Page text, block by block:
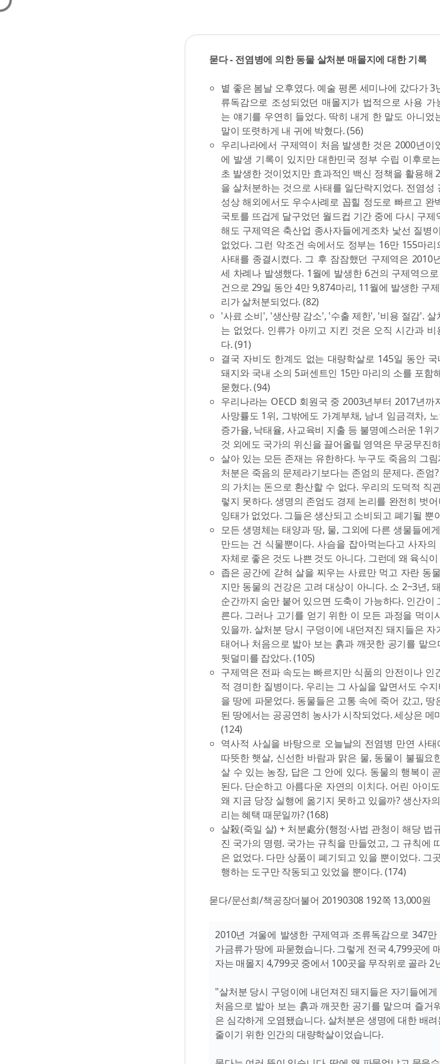
묻다 - 전염병에 의한 동물 살처분 매몰지에 대한 기록
볕 좋은 봄날 오후였다. 예술 평론 세미나에 갔다가 3
류독감으로 조성되었던 매몰지가 법적으로 사용 가
는 얘기를 우연히 들었다. 딱히 내게 한 말도 아니었
말이 또렷하게 내 귀에 박혔다. (56)
우리나라에서 구제역이 처음 발생한 것은 2000년이
에 발생 기록이 있지만 대한민국 정부 수립 이후로
초 발생한 것이었지만 효과적인 백신 정책을 활용해
을 살처분하는 것으로 사태를 일단락지었다. 전염성
성상 해외에서도 우수사례로 꼽힐 정도로 빠르고 완
국토를 뜨겁게 달구었던 월드컵 기간 중에 다시 구
해도 구제역은 축산업 종사자들에게조차 낯선 질병
없었다. 그런 악조건 속에서도 정부는 16만 155마
사태를 종결시켰다. 그 후 잠잠했던 구제역은 2010
세 차례나 발생했다. 1월에 발생한 6건의 구제역으
건으로 29일 동안 4만 9,874마리, 11월에 발생한 구
리가 살처분되었다. (82)
'사료 소비', '생산량 감소', '수출 제한', '비용 절감'.
는 없었다. 인류가 아끼고 지킨 것은 오직 시간과
다. (91)
결국 자비도 한계도 없는 대량학살로 145일 동안
돼지와 국내 소의 5퍼센트인 15만 마리의 소를 포함
묻혔다. (94)
우리나라는 OECD 회원국 중 2003년부터 2017년
사망률도 1위, 그밖에도 가계부채, 남녀 임금격차,
증가율, 낙태율, 사교육비 지출 등 불명예스러운 1위
것 외에도 국가의 위신을 끌어올릴 영역은 무궁무진
살아 있는 모든 존재는 유한하다. 누구도 죽음의 그
처분은 죽음의 문제라기보다는 존엄의 문제다. 존엄
의 가치는 돈으로 환산할 수 없다. 우리의 도덕적 직
렇지 못하다. 생명의 존엄도 경제 논리를 완전히 벗
잉태가 없었다. 그들은 생산되고 소비되고 폐기될 뿐
모든 생명체는 태양과 땅, 물, 그외에 다른 생물들에
만드는 건 식물뿐이다. 사슴을 잡아먹는다고 사자
자체로 좋은 것도 나쁜 것도 아니다. 그런데 왜 육식
좁은 공간에 갇혀 살을 찌우는 사료만 먹고 자란 동
지만 동물의 건강은 고려 대상이 아니다. 소 2~3년,
순간까지 숨만 붙어 있으면 도축이 가능하다. 인간이
른다. 그러나 고기를 얻기 위한 이 모든 과정을 먹이
있을까. 살처분 당시 구덩이에 내던져진 돼지들은
태어나 처음으로 밟아 보는 흙과 깨끗한 공기를 맡
뒷덜미를 잡았다. (105)
구제역은 전파 속도는 빠르지만 식품의 안전이나
적 경미한 질병이다. 우리는 그 사실을 알면서도 수
을 땅에 파묻었다. 동물들은 고통 속에 죽어 갔고,
된 땅에서는 공공연히 농사가 시작되었다. 세상은 메
(124)
역사적 사실을 바탕으로 오늘날의 전염병 만연 사
따뜻한 햇살, 신선한 바람과 맑은 물, 동물이 불필
살 수 있는 농장, 답은 그 안에 있다. 동물의 행복이
된다. 단순하고 아름다운 자연의 이치다. 어린 아이
왜 지금 당장 실행에 옮기지 못하고 있을까? 생산자
리는 혜택 때문일까? (168)
살殺(죽일 살) + 처분處分(행정·사법 관청이 해당 법
진 국가의 명령. 국가는 규칙을 만들었고, 그 규칙에
은 없었다. 다만 상품이 폐기되고 있을 뿐이었다. 그
행하는 도구만 작동되고 있었을 뿐이다. (174)
묻다/문선희/책공장더불어 20190308 192쪽 13,000원
2010년 겨울에 발생한 구제역과 조류독감으로 347
가금류가 땅에 파묻혔습니다. 그렇게 전국 4,799곳에
자는 매몰지 4,799곳 중에서 100곳을 무작위로 골라 2
"살처분 당시 구덩이에 내던져진 돼지들은 자기들에
처음으로 밟아 보는 흙과 깨끗한 공기를 맡으며 즐거
은 심각하게 오염됐습니다. 살처분은 생명에 대한 배
줄이기 위한 인간의 대량학살이었습니다.